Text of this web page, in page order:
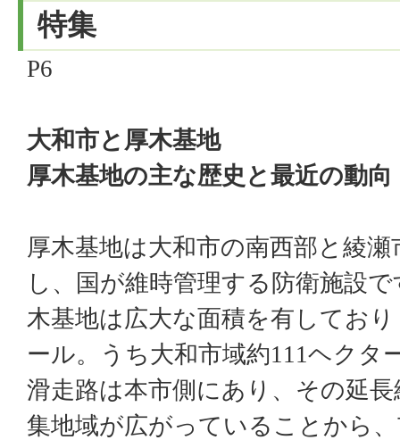
特集
P6
大和市と厚木基地
厚木基地の主な歴史と最近の動向
厚木基地は大和市の南西部と綾
し、国が維時管理する防衛施設
木基地は広大な面積を有してお
ール。うち大和市域約111ヘクタ
滑走路は本市側にあり、その延
集地域が広がっていることから